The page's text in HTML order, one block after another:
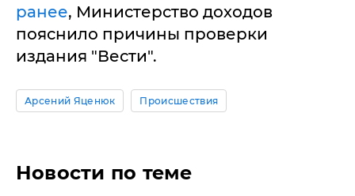
ранее, Министерство доходов
пояснило причины проверки
издания "Вести".
Арсений Яценюк Происшествия
Новости по теме